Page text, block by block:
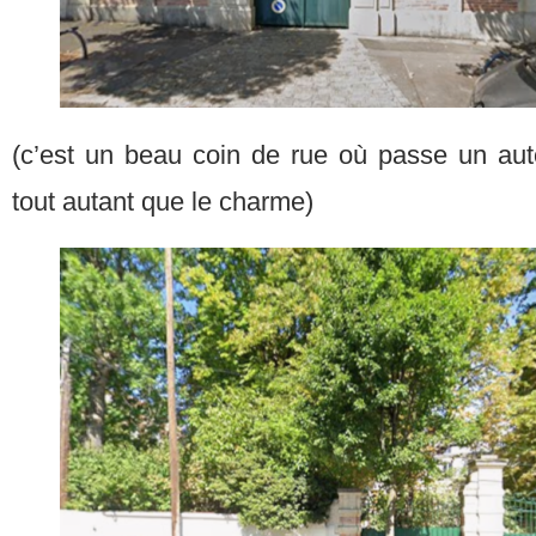
(c’est un beau coin de rue où passe un
tout autant que le charme)